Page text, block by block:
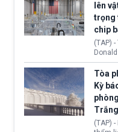
lên
trọng
chip
(TAP)
sắc
sung
giá
phẩm
định
phục
Tòa
Kỳ
(TAP)